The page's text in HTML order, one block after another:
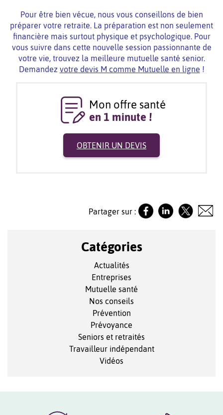
Pour être bien vécue, nous vous conseillons de bien
préparer votre retraite. La préparation est non seulement
financière mais surtout physique et psychologique. Pour
vous suivre dans cette nouvelle session passionnante de
votre vie, trouvez la meilleure mutuelle santé senior.
Demandez votre devis M comme Mutuelle en ligne !
Mon offre santé
en 1 minute !
OBTENIR UN DEVIS
Partager sur :
Catégories
Actualités
Entreprises
Mutuelle santé
Nos conseils
Prévention
Prévoyance
Seniors et retraités
Travailleur indépendant
Vidéos